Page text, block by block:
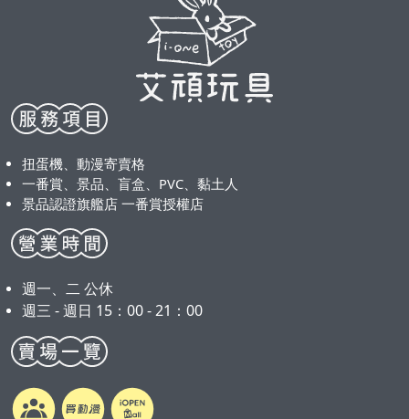
扭蛋機、動漫寄賣格
一番賞、景品、盲盒、PVC、黏土人
景品認證旗艦店 一番賞授權店
週一、二 公休
週三 - 週日 15：00 - 21：00